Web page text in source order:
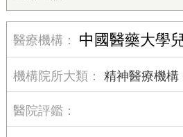
中國醫藥大學
精神醫療機構